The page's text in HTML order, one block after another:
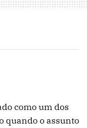
como um dos
quando o assunto